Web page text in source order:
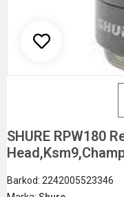
SHURE RPW180
Barkod: 2242005523346